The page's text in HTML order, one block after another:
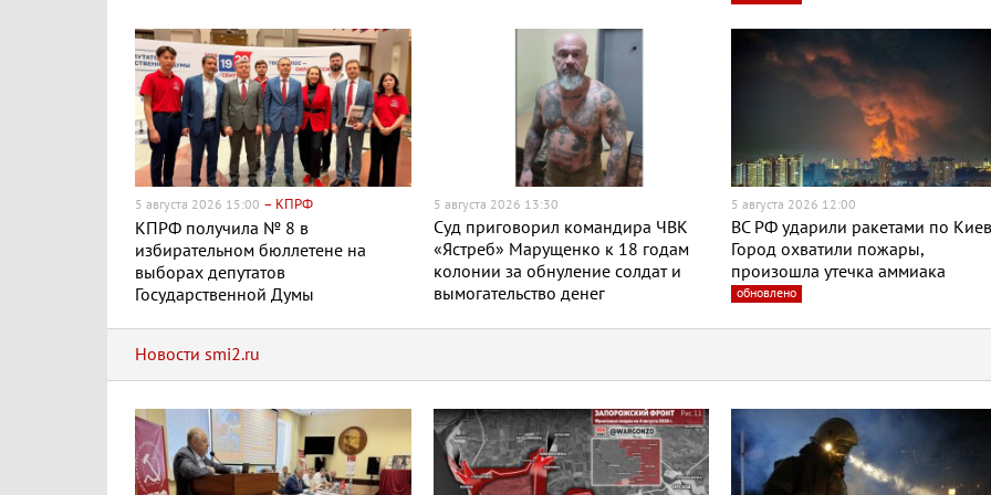
5 августа 2026 15:00 – КПРФ
КПРФ получила № 8 в
избирательном бюллетене на
выборах депутатов
Государственной Думы
5 августа 2026 13:30
Суд приговорил командира ЧВК
«Ястреб» Марущенко к 18 годам
колонии за обнуление солдат и
вымогательство денег
5 августа 2026 12:00
ВС РФ ударили ракетами по
Город охватили пожары,
произошла утечка аммиака
обновлено
Новости smi2.ru